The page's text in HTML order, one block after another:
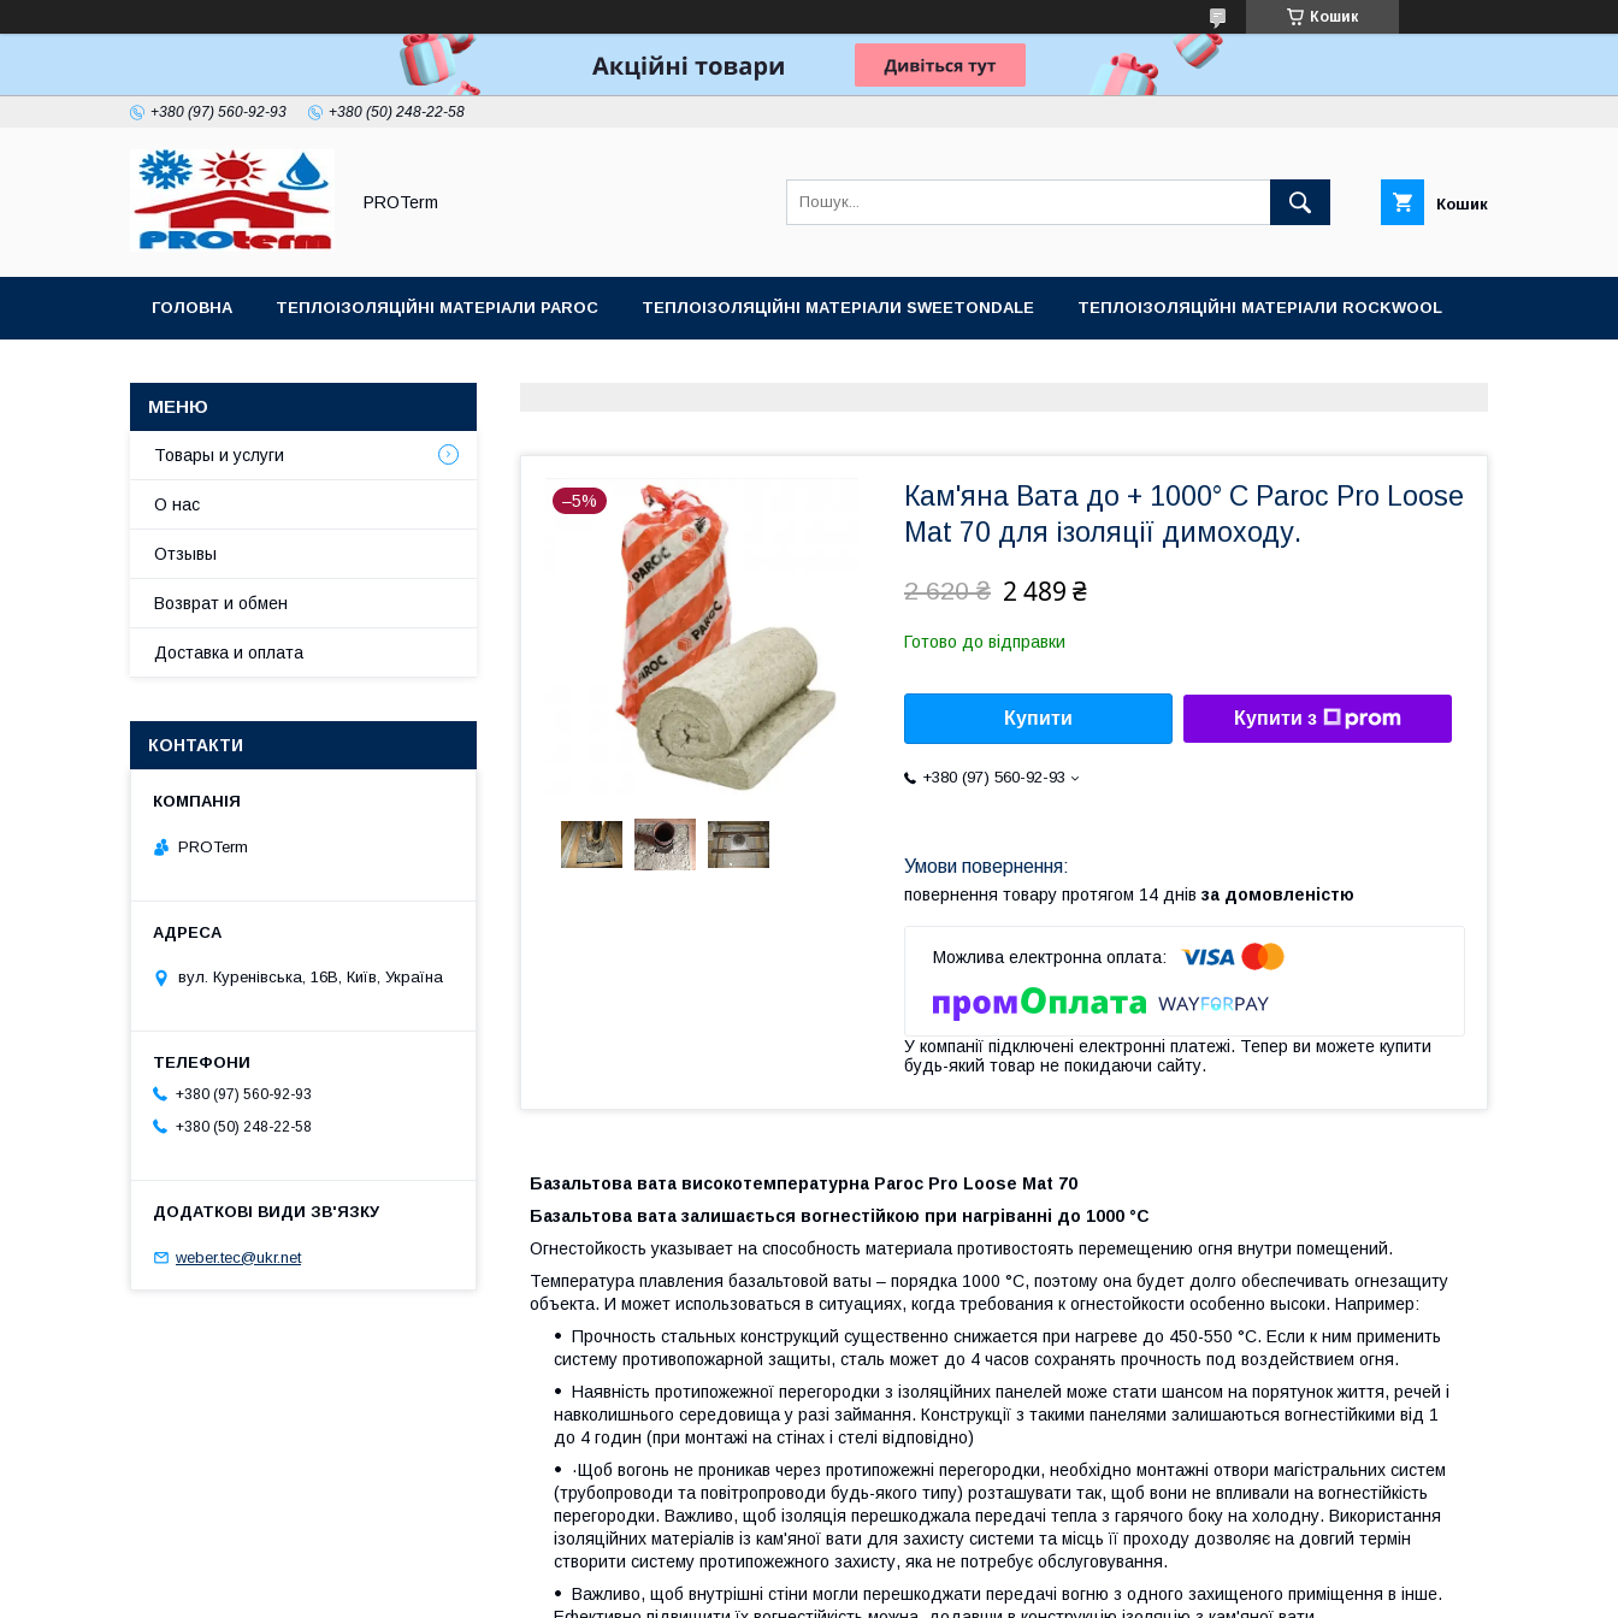
Кошик
+380 (97) 560-92-93 +380 (50) 248-22-58
PROTerm Кошик
ГОЛОВНА ТЕПЛОІЗОЛЯЦІЙНІ МАТЕРІАЛИ PAROC ТЕПЛОІЗОЛЯЦІЙНІ МАТЕРІАЛИ SWEETONDALE ТЕПЛОІЗОЛЯЦІЙНІ МАТЕРІАЛИ ROCKWOOL
–5%
Кам'яна Вата до + 1000° С Paroc Pro Loose
Mat 70 для ізоляції димоходу.
2 620 ₴ 2 489 ₴
Готово до відправки
Купити Купити з
+380 (97) 560-92-93
повернення товару протягом 14 днів за домовленістю
У компанії підключені електронні платежі. Тепер ви можете купити
будь-який товар не покидаючи сайту.
Базальтова вата високотемпературна Paroc Pro Loose Mat 70
Базальтова вата залишається вогнестійкою при нагріванні до 1000 °C
Огнестойкость указывает на способность материала противостоять перемещению огня внутри помещений.
Температура плавления базальтовой ваты – порядка 1000 °C, поэтому она будет долго обеспечивать огнезащиту
объекта. И может использоваться в ситуациях, когда требования к огнестойкости особенно высоки. Например:
Прочность стальных конструкций существенно снижается при нагреве до 450-550 °C. Если к ним применить
систему противопожарной защиты, сталь может до 4 часов сохранять прочность под воздействием огня.
Наявність протипожежної перегородки з ізоляційних панелей може стати шансом на порятунок життя, речей і
навколишнього середовища у разі займання. Конструкції з такими панелями залишаються вогнестійкими від 1
до 4 годин (при монтажі на стінах і стелі відповідно)
·Щоб вогонь не проникав через протипожежні перегородки, необхідно монтажні отвори магістральних систем
(трубопроводи та повітропроводи будь-якого типу) розташувати так, щоб вони не впливали на вогнестійкість
перегородки. Важливо, щоб ізоляція перешкоджала передачі тепла з гарячого боку на холодну. Використання
ізоляційних матеріалів із кам'яної вати для захисту системи та місць її проходу дозволяє на довгий термін
створити систему протипожежного захисту, яка не потребує обслуговування.
Важливо, щоб внутрішні стіни могли перешкоджати передачі вогню з одного захищеного приміщення в інше.
Товары и услуги
О нас
Отзывы
Возврат и обмен
Доставка и оплата
КОНТАКТИ
PROTerm
вул. Куренівська, 16В, Київ, Україна
+380 (97) 560-92-93
+380 (50) 248-22-58
weber.tec@ukr.net